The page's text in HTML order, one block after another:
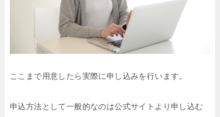
ここまで用意したら実際に申し込みを行います。
申込方法として一般的なのは公式サイトより申し込む